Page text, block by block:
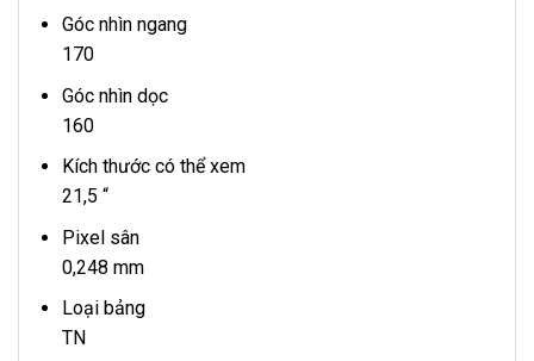
Góc nhìn ngang
170
Góc nhìn dọc
160
Kích thước có thể xem
21,5 “
Pixel sân
0,248 mm
Loại bảng
TN